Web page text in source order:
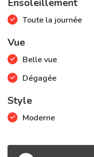
Ensoleillement
Toute la journée
Vue
Belle vue
Dégagée
Style
Moderne